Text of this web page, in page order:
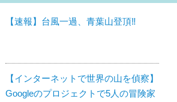
【速報】台風一過、青葉山登頂‼︎
【インターネットで世界の山を偵察】
Googleのプロジェクトで5人の冒険家